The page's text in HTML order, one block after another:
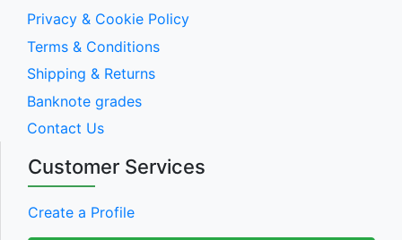
Privacy & Cookie Policy
Terms & Conditions
Shipping & Returns
Banknote grades
Contact Us
Customer Services
Create a Profile